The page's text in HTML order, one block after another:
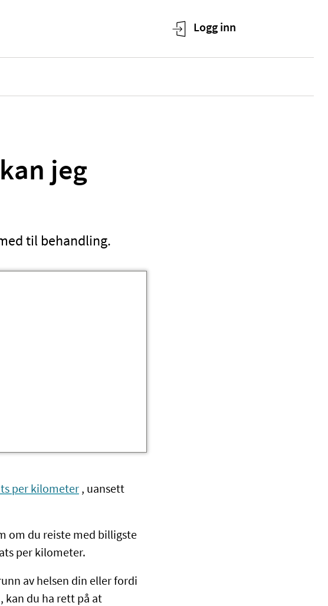
jeg
til behandling.
per kilometer , uansett
om du reiste med billigste
per kilometer.
av helsen din eller fordi
kan du ha rett på at